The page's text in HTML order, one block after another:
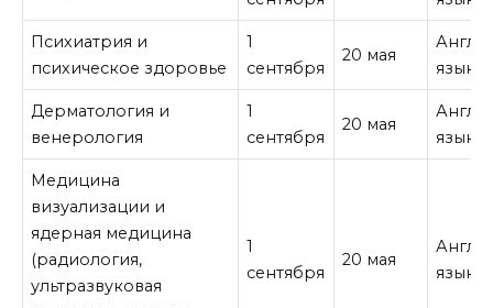
Психиатрия и
психическое здоровье
1
сентября
20 мая
язык
Дерматология и
венерология
1
сентября
20 мая
язык
Медицина
визуализации и
ядерная медицина
(радиология,
ультразвуковая
1
сентября
20 мая
язык